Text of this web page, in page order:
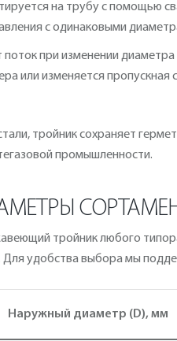
на трубу с помощью
с одинаковыми
поток при изменении
или изменяется
тройник сохраняет
промышленности.
тройник любого
удобства выбора мы
Наружный диаметр (D), мм